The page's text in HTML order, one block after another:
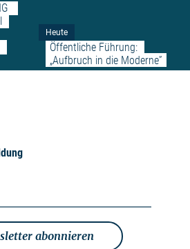
Heute
Öffentliche Führung:
„Aufbruch in die Moderne”
abonnieren